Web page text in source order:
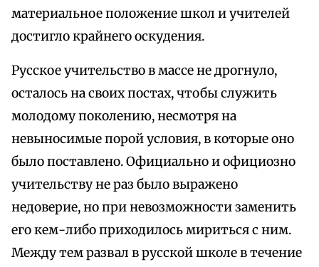
материальное положение школ и учителей
достигло крайнего оскудения.
Русское учительство в массе не дрогнуло,
осталось на своих постах, чтобы служить
молодому поколению, несмотря на
невыносимые порой условия, в которые оно
было поставлено. Официально и официозно
учительству не раз было выражено
недоверие, но при невозможности заменить
его кем-либо приходилось мириться с ним.
Между тем развал в русской школе в течение